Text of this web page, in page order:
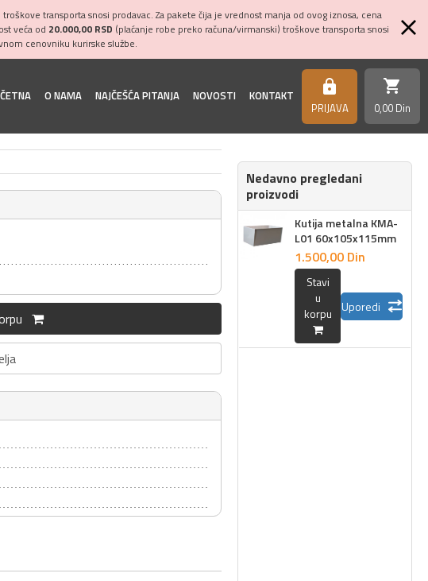
transporta snosi prodavac. Za pakete čija je vrednost manja od ovog iznosa, cena
veća od 20.000,00 RSD (plaćanje robe preko računa/virmanski) troškove transporta snosi
cenovniku kurirske službe.
O NAMA NAJČEŠĆA PITANJA NOVOSTI KONTAKT https
PRIJAVA
shopping_cart
0,00 Din
Nedavno pregledani
proizvodi
Kutija metalna KMA-
L01 60x105x115mm
1.500,00 Din
Stavi
u
korpu
Uporedi